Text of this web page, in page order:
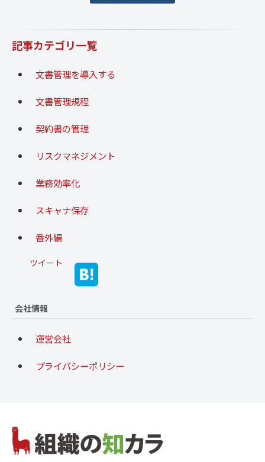
記事カテゴリ一覧
文書管理を導入する
文書管理規程
契約書の管理
リスクマネジメント
業務効率化
スキャナ保存
番外編
ツイート
会社情報
運営会社
プライバシーポリシー